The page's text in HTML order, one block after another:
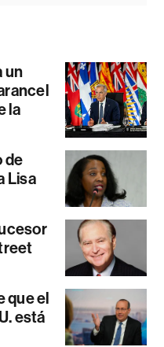
un
la
de
Lisa
que el
está